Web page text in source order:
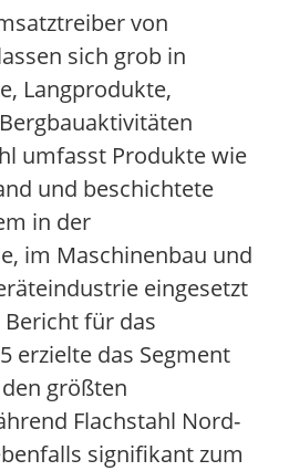
von
sich grob in
Langprodukte,
umfasst Produkte wie
und beschichtete
in der
im Maschinenbau und
eingesetzt
für das
erzielte das Segment
größten
Flachstahl Nord-
signifikant zum